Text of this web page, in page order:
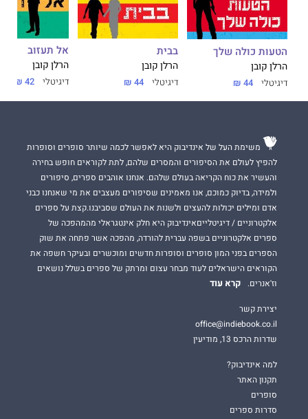
הטעות כולה שלך
הרלן קובן
דיגיטלי 44 ₪
בבית
הרלן קובן
דיגיטלי 44 ₪
אל תעזוב
הרלן קובן
דיגיטלי 42 ₪
משימת העל של אינדיבוק היא לאפשר לכמה שיותר סופרים וסופרות
להפיץ לעולם את הסיפורים והמסרים שלהם, לתת לקוראים חופש בחירה
והעשיר את כוח הקריאה בעולם שלהם. אנחנו אוהבים ספרים, סיפורים
ולמידה, בדיוק כמוכם, אנו מאמינים שסיפורים מעצבים את מי שאנחנו כבני
אדם ומילים יכולות להעצים ולשנות את העולם שסביבנו.קצת על ספרים
אלקטרוניים / דיגיטלייםאינדיבוק היא חלק אינטגראלי מהמהפכה של
ספרים אלקטרוניים בשפה עברית להורדה, מהפכה אשר פתחה את שוק
הספרים בפני המון סופרים וסופרות חדשים ומוכשרים ובעיקר חשפה את
הקוראים הישראלים לעוד מבחר עצום ומרתק של ספרים בשלל נושאים
וז'אנרים.
קרא עוד
יצירת קשר
office@indiebook.co.il
שדרות הרכס 13, מודיעין
למה אינדיבוק?
תקנון האתר
סופרים
סדרות ספרים